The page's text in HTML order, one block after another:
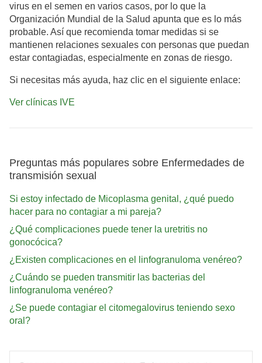
virus en el semen en varios casos, por lo que la
Organización Mundial de la Salud apunta que es lo más
probable. Así que recomienda tomar medidas si se
mantienen relaciones sexuales con personas que puedan
estar contagiadas, especialmente en zonas de riesgo.
Si necesitas más ayuda, haz clic en el siguiente enlace:
Ver clínicas IVE
Preguntas más populares sobre Enfermedades de
transmisión sexual
Si estoy infectado de Micoplasma genital, ¿qué puedo
hacer para no contagiar a mi pareja?
¿Qué complicaciones puede tener la uretritis no
gonocócica?
¿Existen complicaciones en el linfogranuloma venéreo?
¿Cuándo se pueden transmitir las bacterias del
linfogranuloma venéreo?
¿Se puede contagiar el citomegalovirus teniendo sexo
oral?